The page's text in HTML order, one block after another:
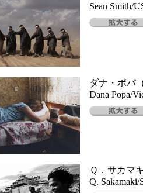
Sean Smith/
ダナ・ポパ
Dana Popa/
Ｑ．サカマ
Q.